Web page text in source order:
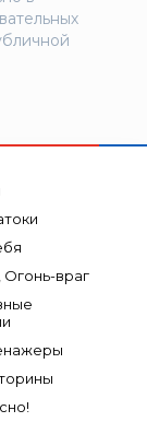
Огонь-враг